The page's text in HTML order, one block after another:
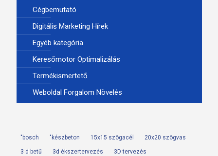
Cégbemutató
Digitális Marketing Hírek
Egyéb kategória
Keresőmotor Optimalizálás
Termékismertető
Weboldal Forgalom Növelés
"bosch "készbeton 15x15 szögacél 20x20 szögvas
3 d betű 3d ékszertervezés 3D tervezés